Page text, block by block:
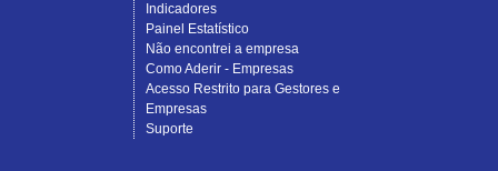
Indicadores
Painel Estatístico
Não encontrei a empresa
Como Aderir - Empresas
Acesso Restrito para Gestores e
Empresas
Suporte